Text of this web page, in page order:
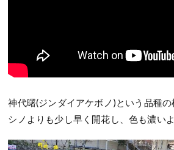
神代曙(ジンダイアケボノ)という品種
シノよりも少し早く開花し、色も濃いよ